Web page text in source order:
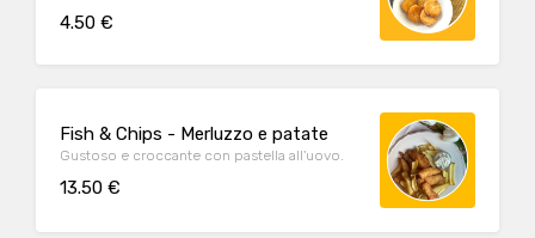
4.50 €
Fish & Chips - Merluzzo e patate
Gustoso e croccante con pastella all'uovo.
13.50 €